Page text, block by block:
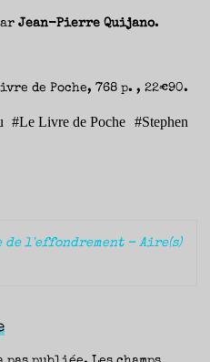
Jean-Pierre Quijano.
de Poche, 768 p. , 22€90.
#Le Livre de Poche #Stephen
l'effondrement – Aire(s)